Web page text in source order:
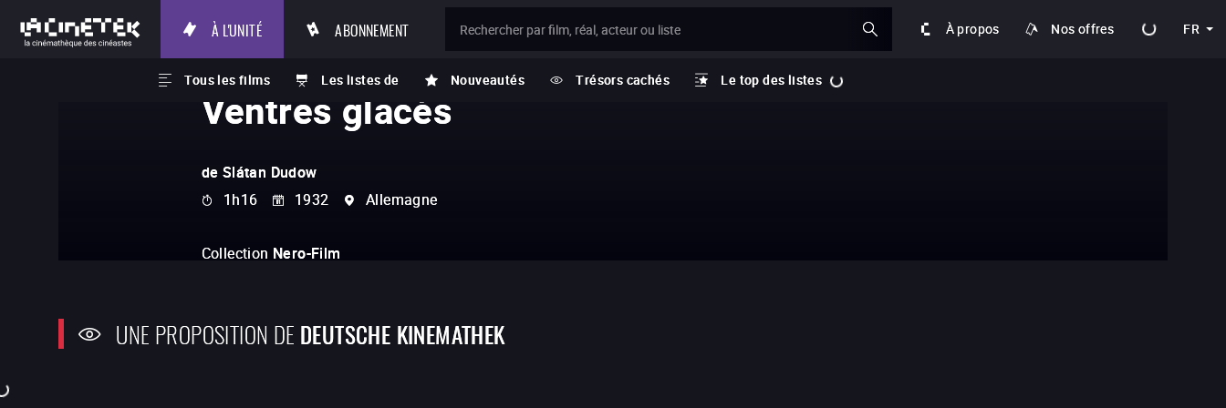
À L'UNITÉ
Tous les films Les listes de Nouveautés Trésors cachés Le top des listes
ABONNEMENT À propos Nos offres FR
Ventres glacés
de Slátan Dudow
1h16
1932 Allemagne
Collection Nero-Film
UNE PROPOSITION DE DEUTSCHE KINEMATHEK